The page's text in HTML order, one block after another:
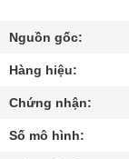
VỀ
CHÚNG
TÔI
Nguồn gốc:
Hàng hiệu:
Chứng nhận:
Số mô hình: